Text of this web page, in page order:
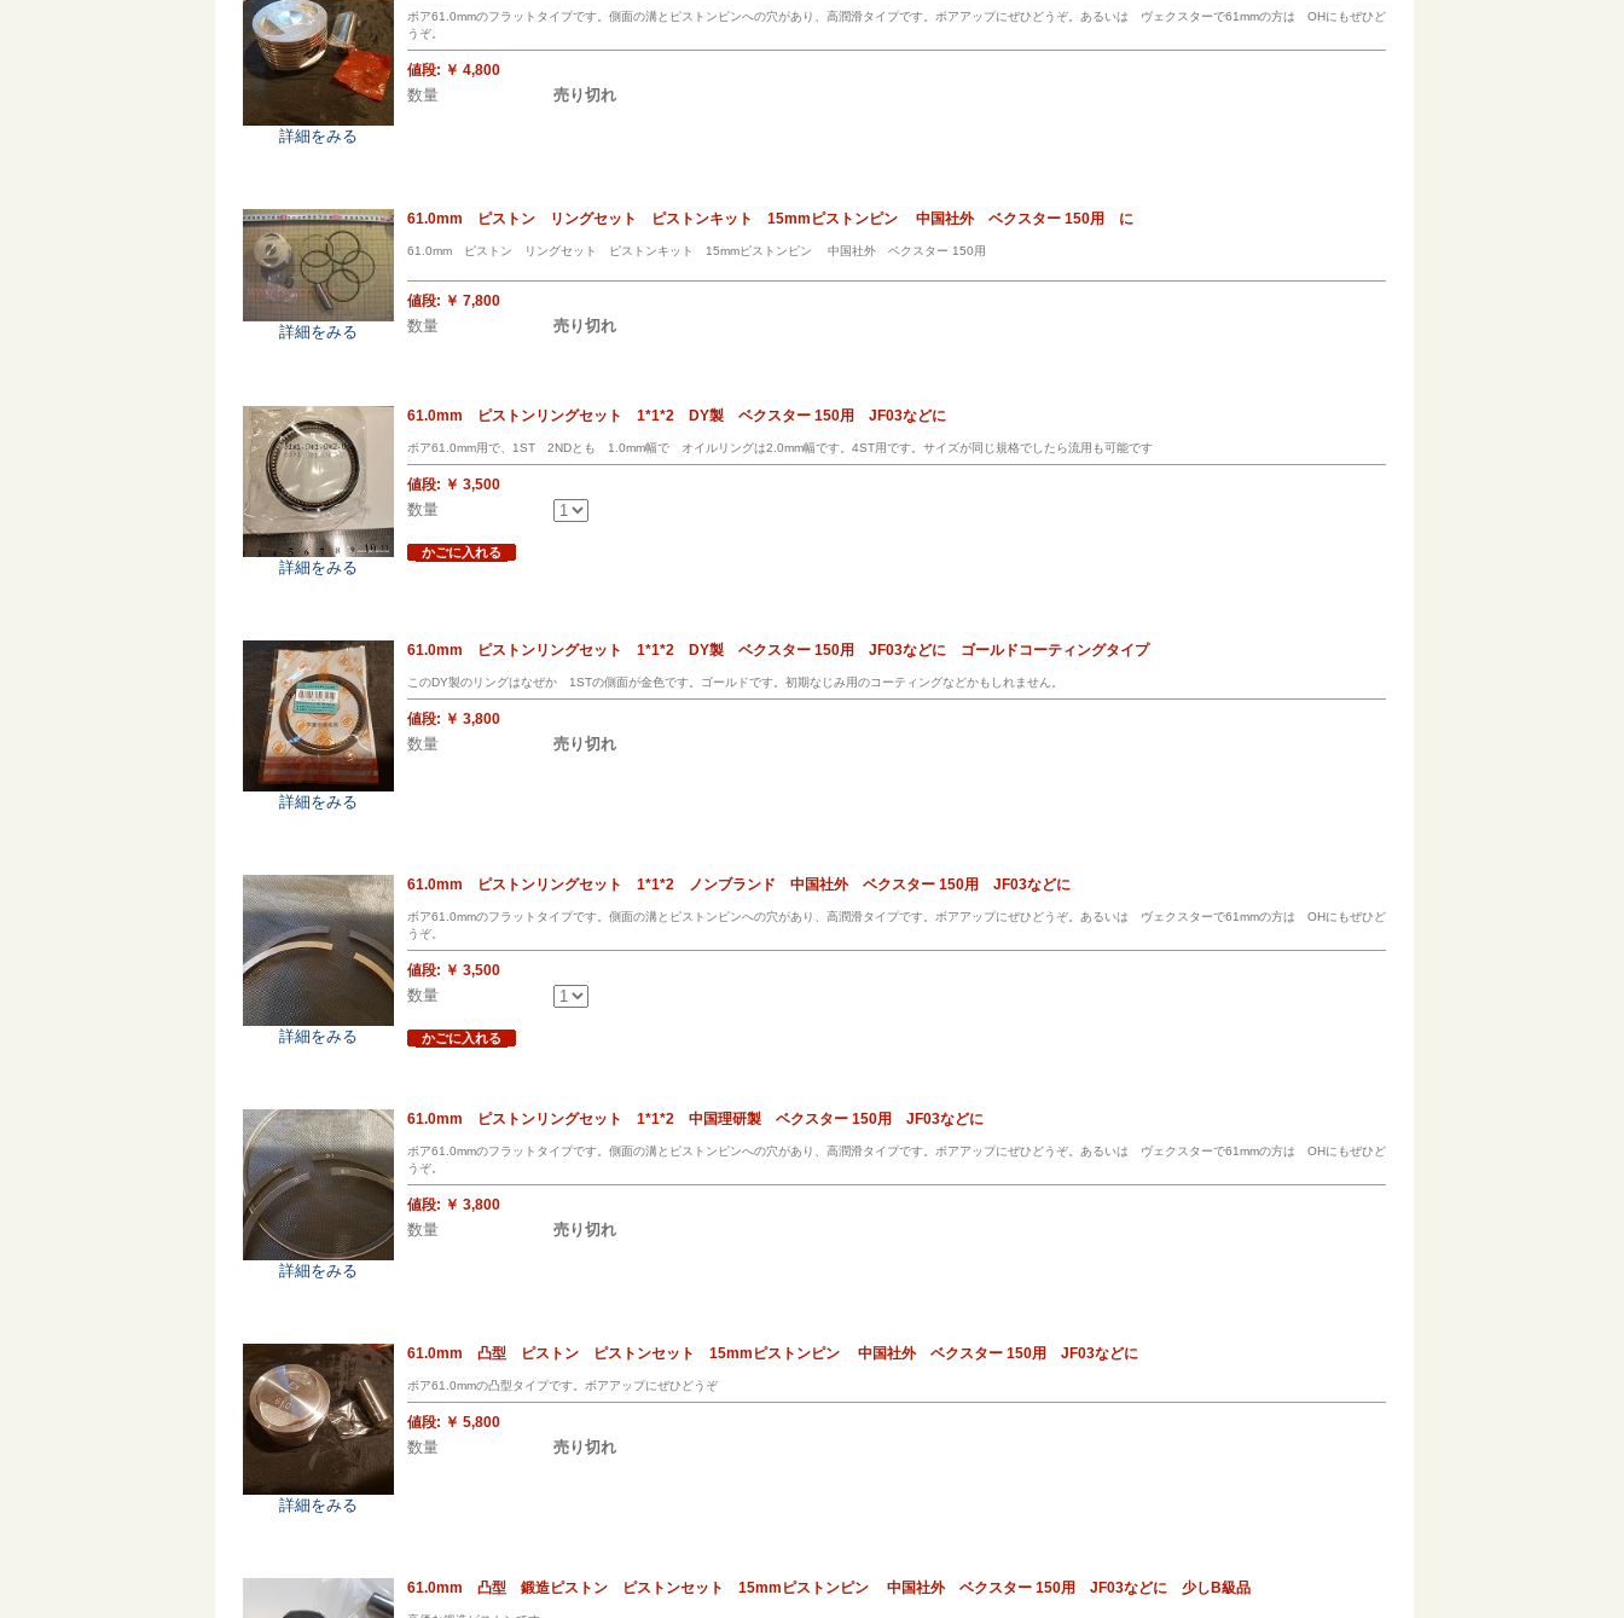
詳細をみる
ボア61.0mmのフラットタイプです。側面の溝とピストンピンへの穴があり、高潤滑タイプです。ボアアップにぜひどうぞ。あるいは ヴェクスターで61mmの方は OHにもぜひど
うぞ。
値段: ￥ 4,800
数量 売り切れ
詳細をみる
61.0mm ピストン リングセット ピストンキット 15mmピストンピン 中国社外 ベクスター 150用 に
61.0mm ピストン リングセット ピストンキット 15mmピストンピン 中国社外 ベクスター 150用
値段: ￥ 7,800
数量 売り切れ
詳細をみる
61.0mm ピストンリングセット 1*1*2 DY製 ベクスター 150用 JF03などに
ボア61.0mm用で、1ST 2NDとも 1.0mm幅で オイルリングは2.0mm幅です。4ST用です。サイズが同じ規格でしたら流用も可能です
値段: ￥ 3,500
数量
かごに入れる
詳細をみる
61.0mm ピストンリングセット 1*1*2 DY製 ベクスター 150用 JF03などに ゴールドコーティングタイプ
このDY製のリングはなぜか 1STの側面が金色です。ゴールドです。初期なじみ用のコーティングなどかもしれません。
値段: ￥ 3,800
数量 売り切れ
詳細をみる
61.0mm ピストンリングセット 1*1*2 ノンブランド 中国社外 ベクスター 150用 JF03などに
ボア61.0mmのフラットタイプです。側面の溝とピストンピンへの穴があり、高潤滑タイプです。ボアアップにぜひどうぞ。あるいは ヴェクスターで61mmの方は OHにもぜひど
うぞ。
値段: ￥ 3,500
数量
かごに入れる
詳細をみる
61.0mm ピストンリングセット 1*1*2 中国理研製 ベクスター 150用 JF03などに
ボア61.0mmのフラットタイプです。側面の溝とピストンピンへの穴があり、高潤滑タイプです。ボアアップにぜひどうぞ。あるいは ヴェクスターで61mmの方は OHにもぜひど
うぞ。
値段: ￥ 3,800
数量 売り切れ
詳細をみる
61.0mm 凸型 ピストン ピストンセット 15mmピストンピン 中国社外 ベクスター 150用 JF03などに
ボア61.0mmの凸型タイプです。ボアアップにぜひどうぞ
値段: ￥ 5,800
数量 売り切れ
61.0mm 凸型 鍛造ピストン ピストンセット 15mmピストンピン 中国社外 ベクスター 150用 JF03などに 少しB級品